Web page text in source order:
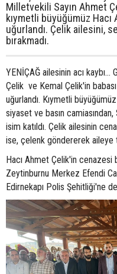
Milletvekili Sayın Ahmet
kıymetli büyüğümüz
uğurlandı. Çelik ailesini,
bırakmadı.
YENİÇAĞ ailesinin acı
Çelik ve Kemal Çelik'in
uğurlandı. Kıymetli
siyaset ve basın
isim katıldı. Çelik ailesinin
ise, çelenk göndererek
Hacı Ahmet Çelik'in cenazesi
Zeytinburnu Merkez Efendi
Edirnekapı Polis Şehitliği'ne